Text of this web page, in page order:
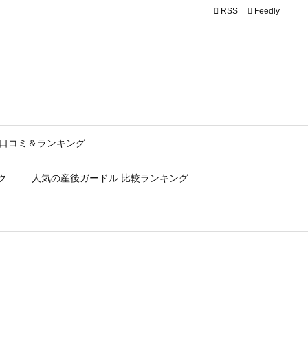
コミ＆ランキング
人気の産後ガードル 比較ランキング
 RSS Feedly